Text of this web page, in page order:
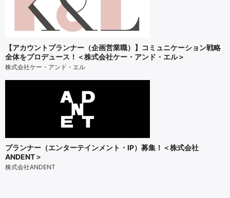
【アカウントプランナー（企画営業職）】コミュニケーション戦略
全体をプロデュース！＜株式会社ケー・アンド・エル＞
株式会社ケー・アンド・エル
プランナー（エンターテインメント・IP）募集！＜株式会社
ANDENT＞
株式会社ANDENT